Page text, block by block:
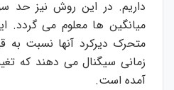
داریم. در این روش نیز حد
میانگین ها معلوم می گردد.
متحرک دیرکرد آنها نسبت
زمانی سیگنال می دهند که
آمده است.